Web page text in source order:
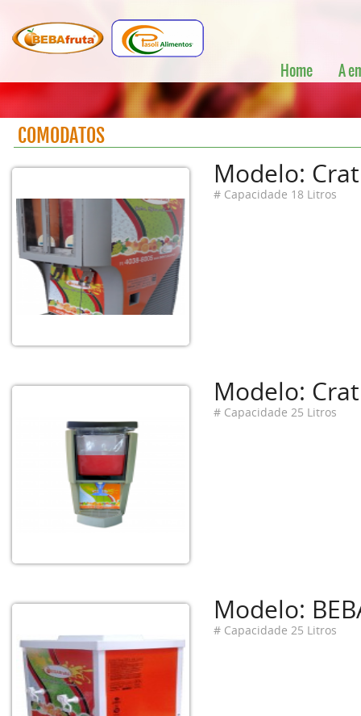
Home A
COMODATOS
Modelo:
# Capacidade 18 Litros
Modelo:
# Capacidade 25 Litros
Modelo:
# Capacidade 25 Litros